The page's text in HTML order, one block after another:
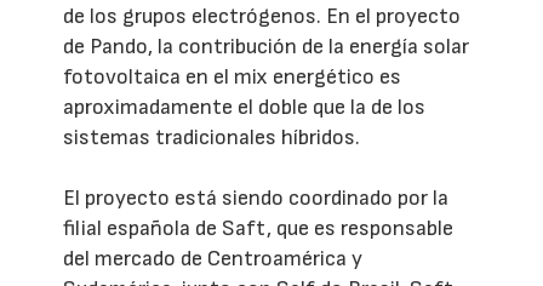
de los grupos electrógenos. En el proyecto
de Pando, la contribución de la energía solar
fotovoltaica en el mix energético es
aproximadamente el doble que la de los
sistemas tradicionales híbridos.
El proyecto está siendo coordinado por la
filial española de Saft, que es responsable
del mercado de Centroamérica y